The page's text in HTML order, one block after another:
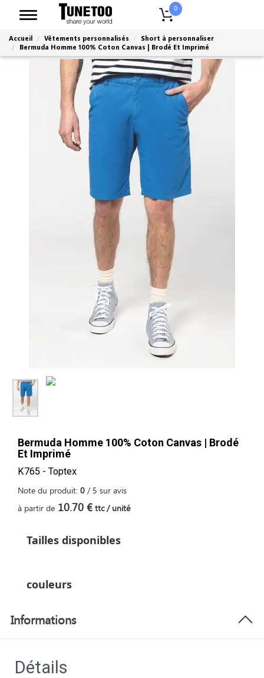
0
Accueil Vêtements personnalisés
Short à personnaliser
Bermuda Homme 100% Coton Canvas | Brodé Et Imprimé
Bermuda Homme 100% Coton Canvas | Brodé
Et Imprimé
K765 - Toptex
Note du produit: 0 / 5 sur avis
à partir de 10.70 € ttc / unité
Tailles disponibles
couleurs
Informations
Détails